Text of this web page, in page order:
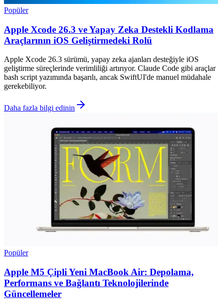
Popüler
Apple Xcode 26.3 ve Yapay Zeka Destekli Kodlama
Araçlarının iOS Geliştirmedeki Rolü
Apple Xcode 26.3 sürümü, yapay zeka ajanları desteğiyle iOS
geliştirme süreçlerinde verimliliği artırıyor. Claude Code gibi araçlar
bash script yazımında başarılı, ancak SwiftUI'de manuel müdahale
gerekebiliyor.
Daha fazla bilgi edinin
Popüler
Apple M5 Çipli Yeni MacBook Air: Depolama,
Performans ve Bağlantı Teknolojilerinde
Güncellemeler